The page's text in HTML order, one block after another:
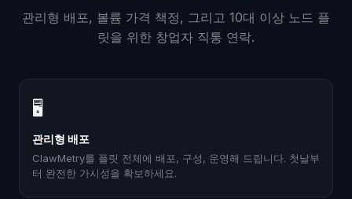
관리형 배포, 볼륨 가격 책정, 그리고 10대 이상 노드 플
릿을 위한 창업자 직통 연락.
🖥
관리형 배포
ClawMetry를 플릿 전체에 배포, 구성, 운영해 드립니다. 첫날부
터 완전한 가시성을 확보하세요.